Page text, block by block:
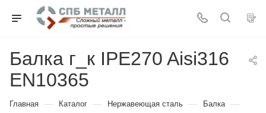
Балка г_к IPE270 Aisi316
EN10365
Главная — Каталог — Нержавеющая сталь — Балка —